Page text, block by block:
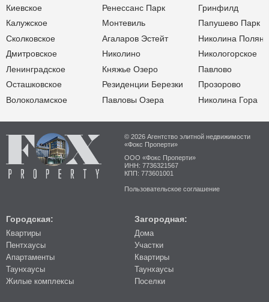
Киевское
Калужское
Сколковское
Дмитровское
Ленинградское
Осташковское
Волоколамское
Ренессанс Парк
Монтевиль
Агаларов Эстейт
Николино
Княжье Озеро
Резиденции Березки
Павловы Озера
Гринфилд
Папушево Парк
Николина Поляна
Никологорское
Павлово
Прозорово
Николина Гора
© 2026 Агентство элитной недвижимости
«Фокс Проперти»
ООО «Фокс Проперти»
ИНН: 7736321567
КПП: 773601001
Пользовательское соглашение
Городская:
Квартиры
Пентхаусы
Апартаменты
Таунхаусы
Жилые комплексы
Загородная:
Дома
Участки
Квартиры
Таунхаусы
Поселки